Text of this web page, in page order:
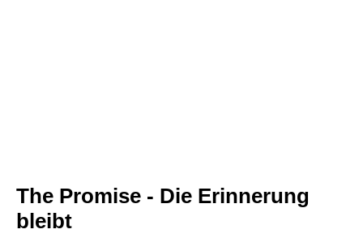
The Promise - Die Erinnerung
bleibt